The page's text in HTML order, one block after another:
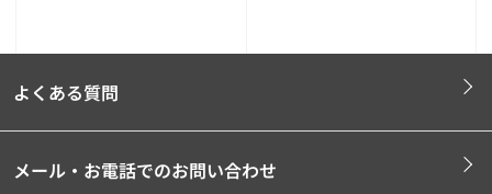
よくある質問
メール・お電話でのお問い合わせ